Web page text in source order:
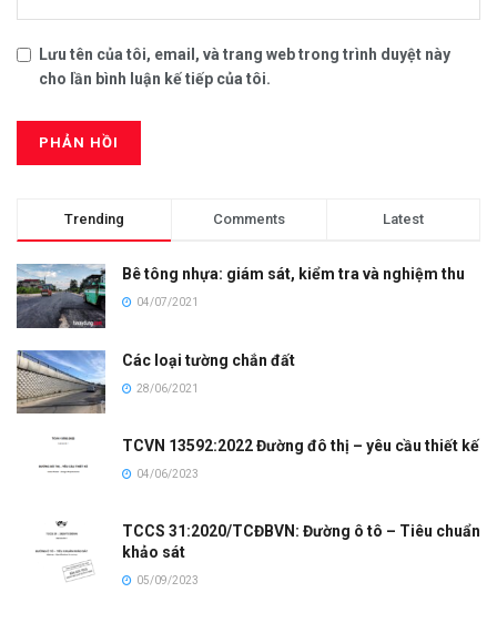
Lưu tên của tôi, email, và trang web trong trình duyệt này
cho lần bình luận kế tiếp của tôi.
Trending Comments Latest
Bê tông nhựa: giám sát, kiểm tra và nghiệm thu
04/07/2021
Các loại tường chắn đất
28/06/2021
TCVN 13592:2022 Đường đô thị – yêu cầu thiết kế
04/06/2023
TCCS 31:2020/TCĐBVN: Đường ô tô – Tiêu chuẩn
khảo sát
05/09/2023